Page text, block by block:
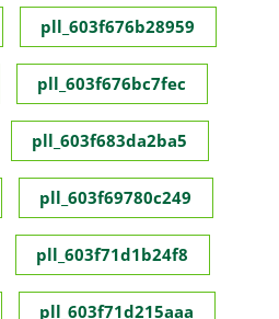
pll_603f676b28959
pll_603f676bc7fec
pll_603f683da2ba5
pll_603f69780c249
pll_603f71d1b24f8
pll_603f71d215aaa